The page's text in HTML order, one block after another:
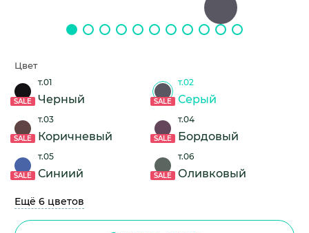
Цвет
SALE
т.01
Черный SALE
т.02
Серый
SALE
т.03
Коричневый SALE
т.04
Бордовый
SALE
т.05
Синиий SALE
т.06
Оливковый
Ещё 6 цветов